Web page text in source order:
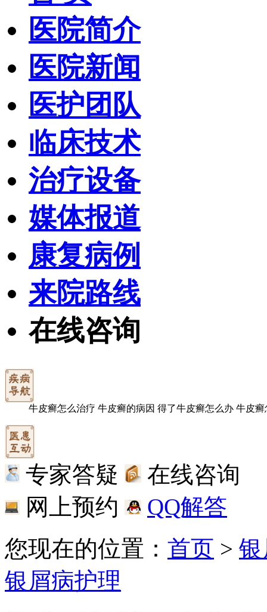
医院简介
医院新闻
医护团队
临床技术
治疗设备
媒体报道
康复病例
来院路线
在线咨询
牛皮癣怎么治疗 牛皮癣的病因 得了牛皮癣怎么办 牛皮癣
专家答疑
在线咨询
网上预约
QQ解答
您现在的位置： 首页 >
银屑病护理